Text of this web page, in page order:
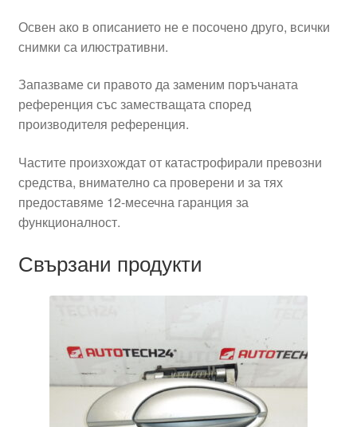
Освен ако в описанието не е посочено друго, всички
снимки са илюстративни.
Запазваме си правото да заменим поръчаната
референция със заместващата според
производителя референция.
Частите произхождат от катастрофирали превозни
средства, внимателно са проверени и за тях
предоставяме 12-месечна гаранция за
функционалност.
Свързани продукти